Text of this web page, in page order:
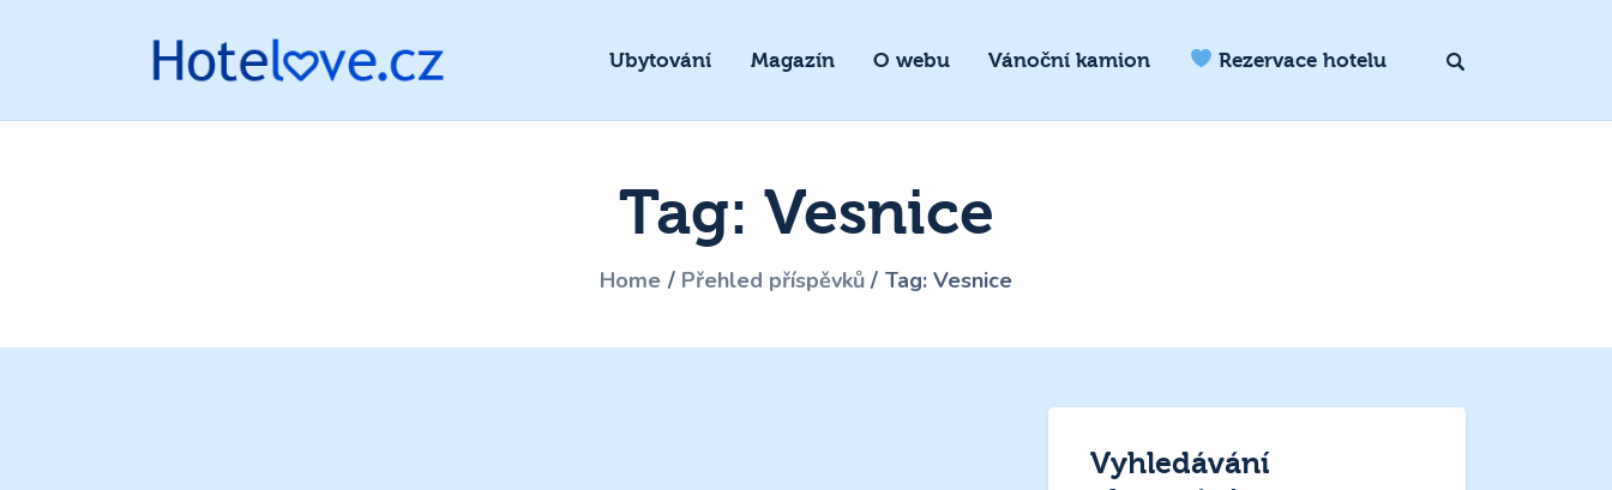
Ubytování Magazín O webu Vánoční kamion Rezervace hotelu
Tag: Vesnice
Home Přehled příspěvků Tag: Vesnice
Vyhledávání